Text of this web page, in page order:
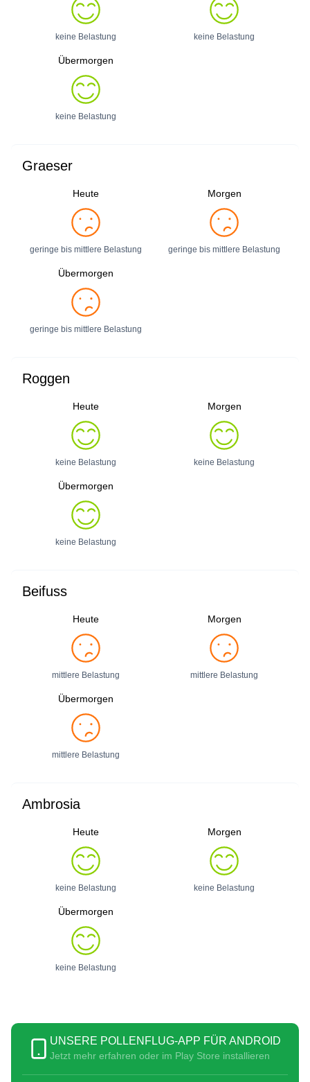
keine Belastung keine Belastung
Übermorgen
keine Belastung
Graeser
Heute
geringe bis mittlere Belastung
Morgen
geringe bis mittlere Belastung
Übermorgen
geringe bis mittlere Belastung
Roggen
Heute
keine Belastung
Morgen
keine Belastung
Übermorgen
keine Belastung
Beifuss
Heute
mittlere Belastung
Morgen
mittlere Belastung
Übermorgen
mittlere Belastung
Ambrosia
Heute
keine Belastung
Morgen
keine Belastung
Übermorgen
keine Belastung
UNSERE POLLENFLUG-APP FÜR ANDROID
Jetzt mehr erfahren oder im Play Store installieren